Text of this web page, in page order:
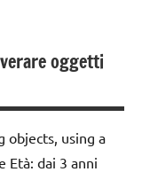
oggetti
objects, using a
Età: dai 3 anni